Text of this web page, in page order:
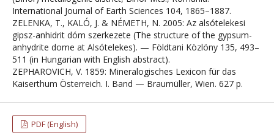
International Journal of Earth Sciences 104, 1865–1887.
ZELENKA, T., KALÓ, J. & NÉMETH, N. 2005: Az alsótelekesi
gipsz-anhidrit dóm szerkezete (The structure of the gypsum-
anhydrite dome at Alsótelekes). — Földtani Közlöny 135, 493–
511 (in Hungarian with English abstract).
ZEPHAROVICH, V. 1859: Mineralogisches Lexicon für das
Kaiserthum Österreich. I. Band — Braumüller, Wien. 627 p.
PDF (English)